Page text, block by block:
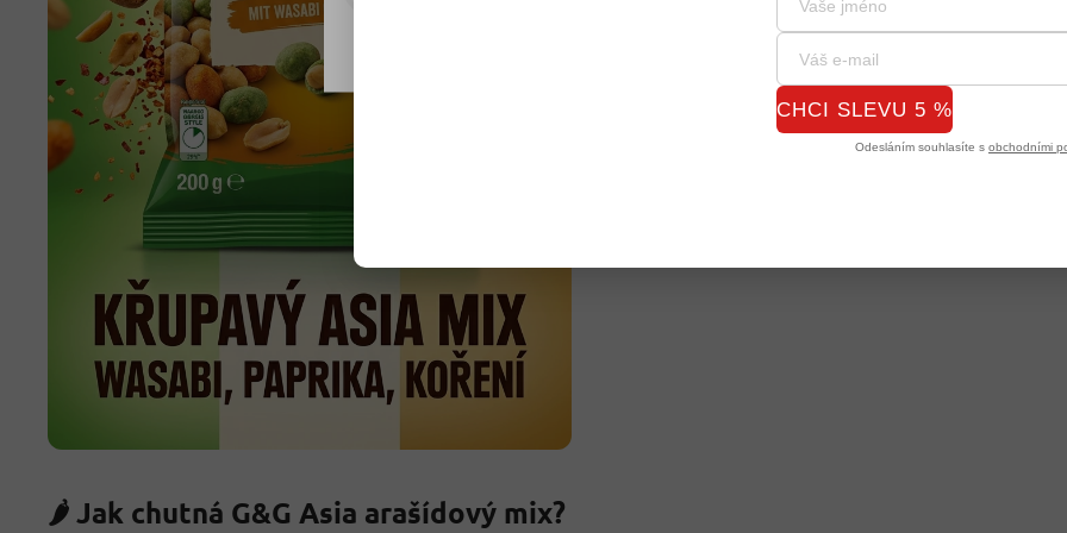
🌶️ Jak chutná G&G Asia arašídový mix?
CHCI SLEVU 5 %
Odesláním souhlasíte s obchodními